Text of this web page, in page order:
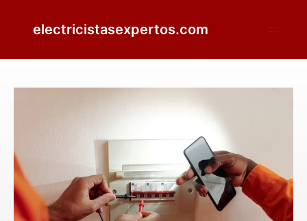
electricistasexpertos.com